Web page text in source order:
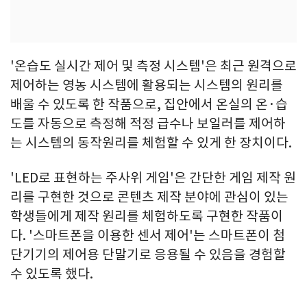
'온습도 실시간 제어 및 측정 시스템'은 최근 원격으로
제어하는 영농 시스템에 활용되는 시스템의 원리를
배울 수 있도록 한 작품으로, 집안에서 온실의 온·습
도를 자동으로 측정해 적정 급수나 보일러를 제어하
는 시스템의 동작원리를 체험할 수 있게 한 장치이다.
'LED로 표현하는 주사위 게임'은 간단한 게임 제작 원
리를 구현한 것으로 콘텐츠 제작 분야에 관심이 있는
학생들에게 제작 원리를 체험하도록 구현한 작품이
다. '스마트폰을 이용한 센서 제어'는 스마트폰이 첨
단기기의 제어용 단말기로 응용될 수 있음을 경험할
수 있도록 했다.